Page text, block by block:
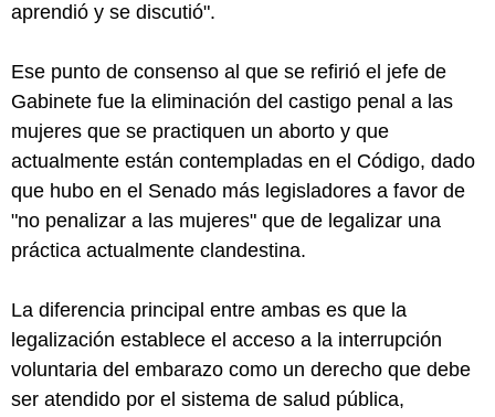
aprendió y se discutió".
Ese punto de consenso al que se refirió el jefe de
Gabinete fue la eliminación del castigo penal a las
mujeres que se practiquen un aborto y que
actualmente están contempladas en el Código, dado
que hubo en el Senado más legisladores a favor de
"no penalizar a las mujeres" que de legalizar una
práctica actualmente clandestina.
La diferencia principal entre ambas es que la
legalización establece el acceso a la interrupción
voluntaria del embarazo como un derecho que debe
ser atendido por el sistema de salud pública,